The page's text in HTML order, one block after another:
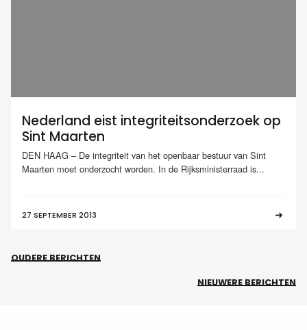
Nederland eist integriteitsonderzoek op
Sint Maarten
DEN HAAG – De integriteit van het openbaar bestuur van Sint
Maarten moet onderzocht worden. In de Rijksministerraad is...
27 SEPTEMBER 2013
OUDERE BERICHTEN
NIEUWERE BERICHTEN